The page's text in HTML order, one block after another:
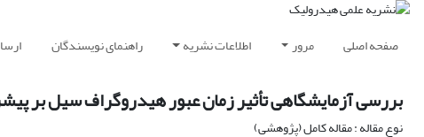
صفحه اصلی مرور اطلاعات نشریه راهنمای نویسندگان
بررسی آزمایشگاهی تأثیر زمان عبور هیدروگراف سیل بر
نوع مقاله : مقاله کامل (پژوهشی)